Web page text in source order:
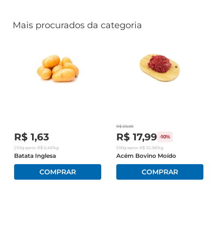
Mais procurados da categoria
R$ 1,63
250g aprox. •R$ 6,49/kg
Batata Inglesa
R$ 20,00
R$ 17,99 -10%
500gaprox. •R$ 35,98/kg
Acém Bovino Moído